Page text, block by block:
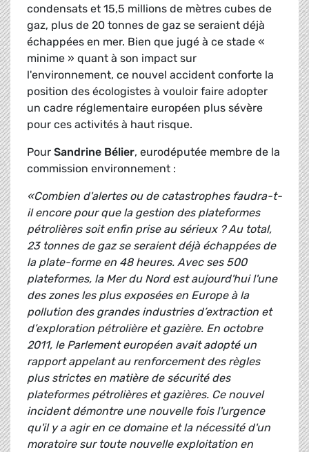
condensats et 15,5 millions de mètres cubes de
gaz, plus de 20 tonnes de gaz se seraient déjà
échappées en mer. Bien que jugé à ce stade «
minime » quant à son impact sur
l'environnement, ce nouvel accident conforte la
position des écologistes à vouloir faire adopter
un cadre réglementaire européen plus sévère
pour ces activités à haut risque.
Pour Sandrine Bélier, eurodéputée membre de la
commission environnement :
«Combien d'alertes ou de catastrophes faudra-t-
il encore pour que la gestion des plateformes
pétrolières soit enfin prise au sérieux ? Au total,
23 tonnes de gaz se seraient déjà échappées de
la plate-forme en 48 heures. Avec ses 500
plateformes, la Mer du Nord est aujourd'hui l'une
des zones les plus exposées en Europe à la
pollution des grandes industries d’extraction et
d’exploration pétrolière et gazière. En octobre
2011, le Parlement européen avait adopté un
rapport appelant au renforcement des règles
plus strictes en matière de sécurité des
plateformes pétrolières et gazières. Ce nouvel
incident démontre une nouvelle fois l'urgence
qu'il y a agir en ce domaine et la nécessité d'un
moratoire sur toute nouvelle exploitation en